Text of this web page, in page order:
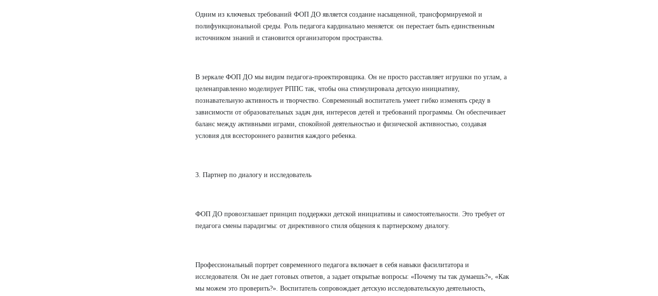
Одним из ключевых требований ФОП ДО является создание насыщенной, трансформируемой и
полифункциональной среды. Роль педагога кардинально меняется: он перестает быть единственным
источником знаний и становится организатором пространства.
В зеркале ФОП ДО мы видим педагога-проектировщика. Он не просто расставляет игрушки по углам, а
целенаправленно моделирует РППС так, чтобы она стимулировала детскую инициативу,
познавательную активность и творчество. Современный воспитатель умеет гибко изменять среду в
зависимости от образовательных задач дня, интересов детей и требований программы. Он обеспечивает
баланс между активными играми, спокойной деятельностью и физической активностью, создавая
условия для всестороннего развития каждого ребенка.
3. Партнер по диалогу и исследователь
ФОП ДО провозглашает принцип поддержки детской инициативы и самостоятельности. Это требует от
педагога смены парадигмы: от директивного стиля общения к партнерскому диалогу.
Профессиональный портрет современного педагога включает в себя навыки фасилитатора и
исследователя. Он не дает готовых ответов, а задает открытые вопросы: «Почему ты так думаешь?», «Как
мы можем это проверить?». Воспитатель сопровождает детскую исследовательскую деятельность,